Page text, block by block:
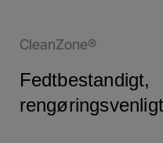
CleanZone®
Fedtbestandigt,